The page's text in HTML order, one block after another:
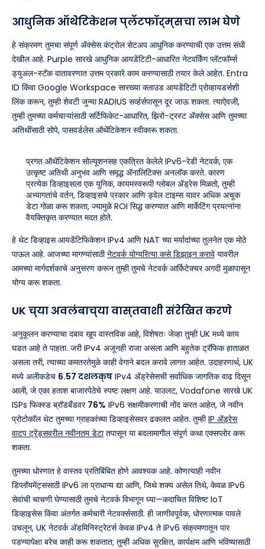
आधुनिक ऑथेंटिकेशन प्लॅटफॉर्म्सचा लाभ घेणे
हे संक्रमण तुमचा संपूर्ण ॲक्सेस कंट्रोल सेटअप आधुनिक करण्याची एक उत्तम संधी
देखील आहे. Purple सारखे आधुनिक आयडेंटिटी-आधारित नेटवर्किंग प्लॅटफॉर्म्स
ड्युअल-स्टॅक वातावरणात उत्तम प्रकारे काम करण्यासाठी तयार केले आहेत. Entra
ID किंवा Google Workspace सारख्या क्लाउड आयडेंटिटी प्रोव्हायडर्सशी
लिंक करून, तुम्ही शेवटी जुन्या RADIUS सर्व्हर्सपासून दूर जाऊ शकता. त्याऐवजी,
तुम्ही तुमच्या कर्मचाऱ्यांसाठी सर्टिफिकेट-आधारित, झिरो-ट्रस्ट ॲक्सेस आणि तुमच्या
अतिथींसाठी सोपे, पासवर्डलेस ऑथेंटिकेशन स्वीकारू शकता.
प्रगत ऑथेंटिकेशन सोल्यूशनसह एकत्रित केलेले IPv6-रेडी नेटवर्क, एक
उत्कृष्ट अतिथी अनुभव आणि समृद्ध ॲनालिटिक्स अनलॉक करते. कारण
प्रत्येक डिव्हाइसला एक युनिक, कायमस्वरूपी ग्लोबल ॲड्रेस मिळतो, तुम्ही
अभ्यागतांचे वर्तन, डिव्हाइसचे प्रकार आणि ड्वेल टाइम्स यावर अधिक अचूक
डेटा गोळा करू शकता, ज्यामुळे ROI सिद्ध करण्यात आणि मार्केटिंग प्रयत्नांना
वैयक्तिकृत करण्यात मदत होते.
हे थेट डिव्हाइस आयडेंटिफिकेशन IPv4 आणि NAT च्या मर्यादांच्या तुलनेत एक मोठे
पाऊल आहे. आजच्या मागण्यांसाठीनेटवर्क योग्यरित्या कसे डिझाइन करावे यावरील
आमच्या मार्गदर्शकाचे अनुसरण करून तुम्ही तुमचे नेटवर्क आर्किटेक्चर अगदी मुळापासून
योग्य करू शकता.
UK च्या अवलंबाच्या वास्तवाशी संरेखित करणे
अनुकूलन करण्याचा दबाव खूप वास्तविक आहे, विशेषतः जेव्हा तुम्ही UK मध्ये काय
घडत आहे ते पाहता. जरी IPv4 अजूनही राजा असला आणि बहुतेक ट्रॅफिक हाताळत
असला तरी, त्याच्या कमतरतेमुळे काही वेगाने बदल करावे लागत आहेत. उदाहरणार्थ, UK
मध्ये अलीकडेच 6.57 दशलक्ष IPv4 ॲड्रेसेसची सर्वाधिक जागतिक वाढ दिसून
आली, जे एका हताश बाजारपेठेचे स्पष्ट लक्षण आहे. याउलट, Vodafone सारखे UK
ISPs फिक्स्ड ब्रॉडबँडवर 76% IPv6 सक्षमीकरणाची नोंद करत आहेत, जे नवीन
प्रोटोकॉल थेट तुमच्या ग्राहकांच्या डिव्हाइसेसवर ढकलत आहेत. तुम्हीIP ॲड्रेस
वाटप ट्रेंड्सवरील नवीनतम डेटातपासून या बदलामागील संपूर्ण कथा एक्सप्लोर करू
शकता.
तुमच्या धोरणात हे वास्तव प्रतिबिंबित होणे आवश्यक आहे. कोणत्याही नवीन
डिप्लॉयमेंट्ससाठी IPv6 ला प्राधान्य द्या आणि, जिथे शक्य असेल तिथे, केवळ IPv6
सेवांची चाचणी घेण्यासाठी तुमचे नेटवर्क विभागून घ्या—कदाचित विशिष्ट IoT
डिव्हाइसेस किंवा अंतर्गत कर्मचारी नेटवर्क्ससाठी. ही जाणीवपूर्वक, धोरणात्मक पावले
उचलून, UK नेटवर्क ॲडमिनिस्ट्रेटर्स केवळ IPv4 ते IPv6 संक्रमणातून पार
पडण्यापेक्षा बरेच काही करू शकतात; तुम्ही अधिक सुरक्षित, कार्यक्षम आणि भविष्यासाठी